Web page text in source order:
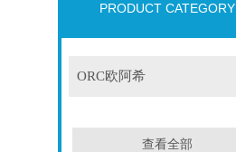
PRODUCT CATEGORY
ORC欧阿希
查看全部